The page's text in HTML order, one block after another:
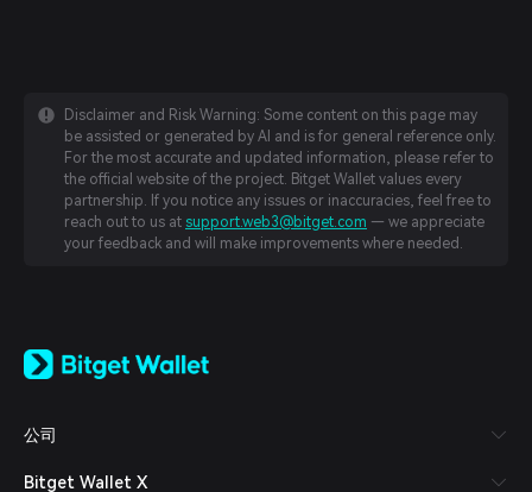
Disclaimer and Risk Warning: Some content on this page may
be assisted or generated by AI and is for general reference only.
For the most accurate and updated information, please refer to
the official website of the project. Bitget Wallet values every
partnership. If you notice any issues or inaccuracies, feel free to
reach out to us at support.web3@bitget.com — we appreciate
your feedback and will make improvements where needed.
日本語
Español (Latinoamérica)
Italiano
公司
Bitget Wallet X